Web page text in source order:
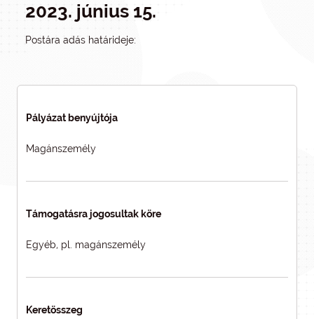
2023. június 15.
Postára adás határideje:
Pályázat benyújtója
Magánszemély
Támogatásra jogosultak köre
Egyéb, pl. magánszemély
Keretösszeg